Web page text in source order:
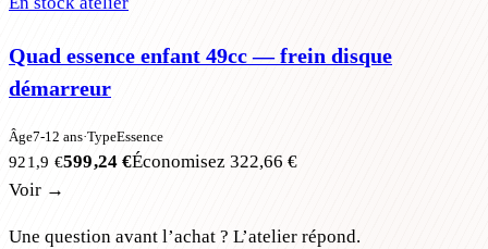
Quad essence enfant 49cc — frein disque
démarreur
Âge7-12 ans·TypeEssence
921,9 €599,24 €Économisez322,66 €
Voir →
Une question avant l’achat ? L’atelier répond.